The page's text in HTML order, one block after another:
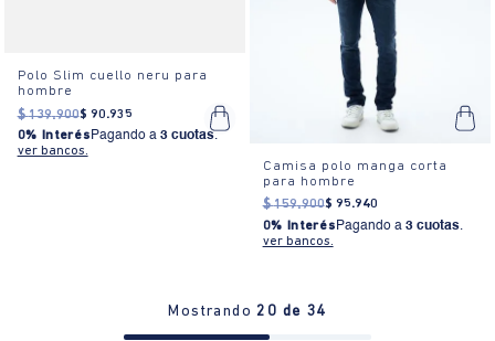
Polo Slim cuello neru para
hombre
$ 139.900$ 90.935
0% Interés Pagando a 3 cuotas.
ver bancos.
Camisa polo manga corta
para hombre
$ 159.900$ 95.940
0% Interés Pagando a 3 cuotas.
ver bancos.
Mostrando20 de 34